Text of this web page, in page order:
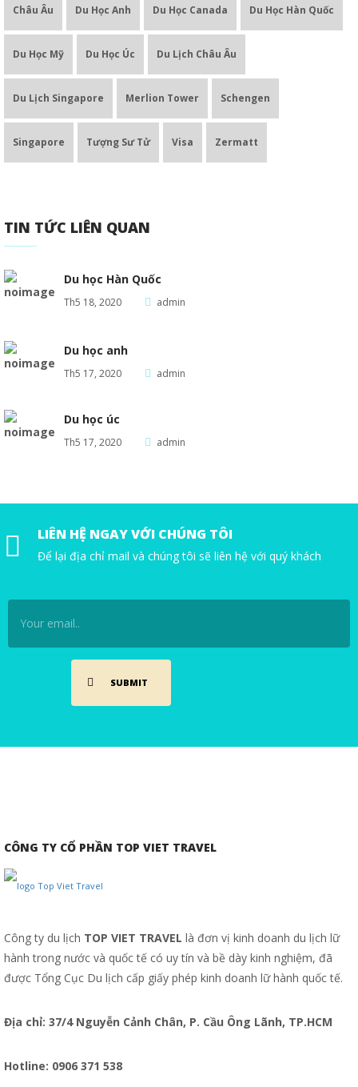
Châu Âu Du Học Anh Du Học Canada Du Học Hàn Quốc
Du Học Mỹ Du Học Úc Du Lịch Châu Âu
Du Lịch Singapore Merlion Tower Schengen
Singapore Tượng Sư Tử Visa Zermatt
TIN TỨC LIÊN QUAN
Du học Hàn Quốc
Th5 18, 2020 admin
Du học anh
Th5 17, 2020 admin
Du học úc
Th5 17, 2020 admin
LIÊN HỆ NGAY VỚI CHÚNG TÔI
Để lại địa chỉ mail và chúng tôi sẽ liên hệ với quý khách
CÔNG TY CỔ PHẦN TOP VIET TRAVEL
Công ty du lịch TOP VIET TRAVEL là đơn vị kinh doanh du lịch lữ
hành trong nước và quốc tế có uy tín và bề dày kinh nghiệm, đã
được Tổng Cục Du lịch cấp giấy phép kinh doanh lữ hành quốc tế.
Địa chỉ: 37/4 Nguyễn Cảnh Chân, P. Cầu Ông Lãnh, TP.HCM
Hotline: 0906 371 538